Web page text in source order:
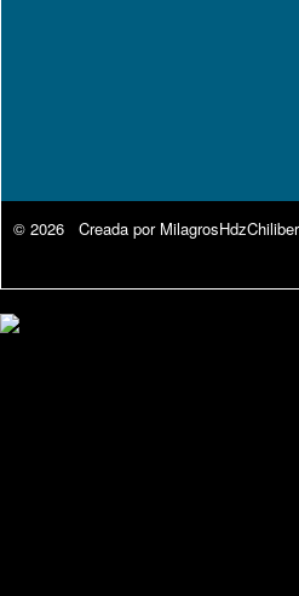
© 2026 Creada por